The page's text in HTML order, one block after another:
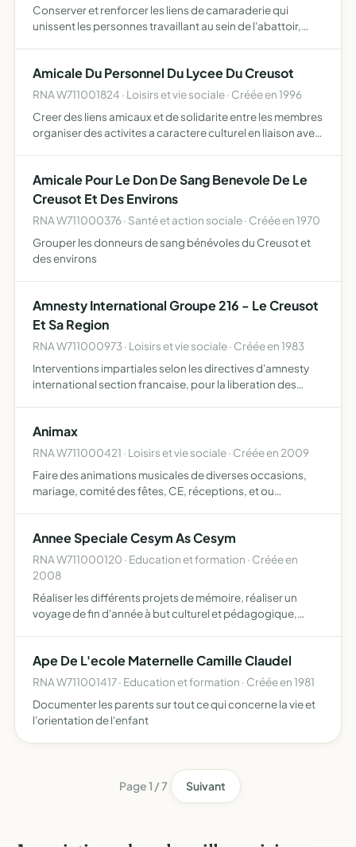
Conserver et renforcer les liens de camaraderie qui
unissent les personnes travaillant au sein de l'abattoir,
Amicale Du Personnel Du Lycee Du Creusot
RNA W711001824 · Loisirs et vie sociale · Créée en 1996
Creer des liens amicaux et de solidarite entre les membres
organiser des activites a caractere culturel en liaison avec
Amicale Pour Le Don De Sang Benevole De Le
Creusot Et Des Environs
RNA W711000376 · Santé et action sociale · Créée en 1970
Grouper les donneurs de sang bénévoles du Creusot et
des environs
Amnesty International Groupe 216 - Le Creusot
Et Sa Region
RNA W711000973 · Loisirs et vie sociale · Créée en 1983
Interventions impartiales selon les directives d'amnesty
international section francaise, pour la liberation des
Animax
RNA W711000421 · Loisirs et vie sociale · Créée en 2009
Faire des animations musicales de diverses occasions,
mariage, comité des fêtes, CE, réceptions, et ou
Annee Speciale Cesym As Cesym
RNA W711000120 · Education et formation · Créée en
2008
Réaliser les différents projets de mémoire, réaliser un
voyage de fin d'année à but culturel et pédagogique,
Ape De L'ecole Maternelle Camille Claudel
RNA W711001417 · Education et formation · Créée en 1981
Documenter les parents sur tout ce qui concerne la vie et
l'orientation de l'enfant
Page 1 / 7 Suivant